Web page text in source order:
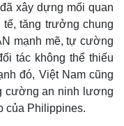
xây dựng mối quan
tăng trưởng chung
mạnh mẽ, tự cường
tác không thể thiếu
đó, Việt Nam cũng
cường an ninh lương
của Philippines.